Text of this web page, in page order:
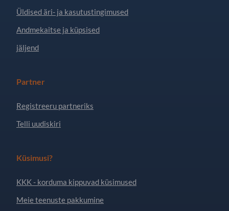
Üldised äri- ja kasutustingimused
Andmekaitse ja küpsised
jäljend
Partner
Registreeru partneriks
Telli uudiskiri
Küsimusi?
KKK - korduma kippuvad küsimused
Meie teenuste pakkumine